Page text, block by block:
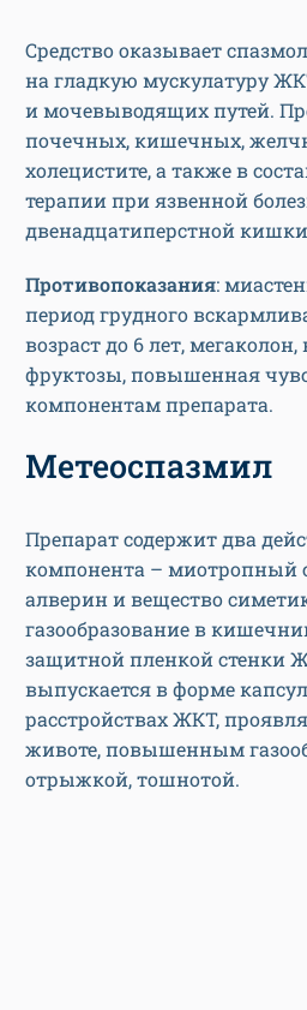
Средство оказывает
на гладкую мускулатуру
и мочевыводящих путей.
почечных, кишечных,
холецистите, а также в
терапии при язвенной
двенадцатиперстной кишки
Противопоказания:
период грудного
возраст до 6 лет,
фруктозы, повышенная
компонентам препарата.
Метеоспазмил
Препарат содержит два
компонента – миотропный
алверин и вещество
газообразование в
защитной пленкой стенки
выпускается в форме
расстройствах ЖКТ,
животе, повышенным
отрыжкой, тошнотой.